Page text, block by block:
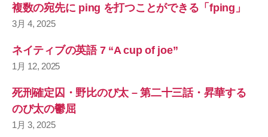
複数の宛先に ping を打つことができる「fping」
3月 4, 2025
ネイティブの英語 7 “A cup of joe”
1月 12, 2025
死刑確定囚・野比のび太 – 第二十三話・昇華する
のび太の鬱屈
1月 3, 2025